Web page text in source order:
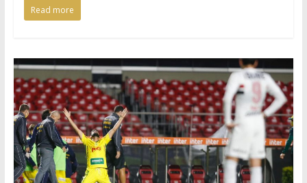
Read more